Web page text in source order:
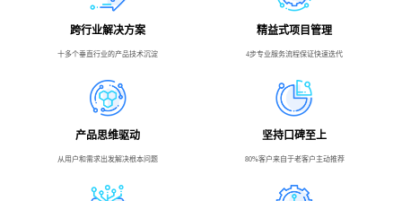
跨行业解决方案
十多个垂直行业的产品技术沉淀
精益式项目管理
4步专业服务流程保证快速迭代
产品思维驱动
从用户和需求出发解决根本问题
坚持口碑至上
80%客户来自于老客户主动推荐